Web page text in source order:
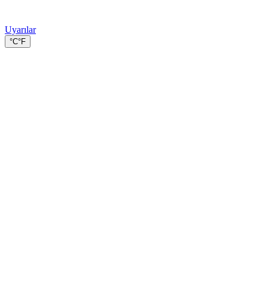
Uyarılar
°C°F